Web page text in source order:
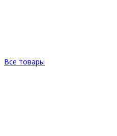
Все товары